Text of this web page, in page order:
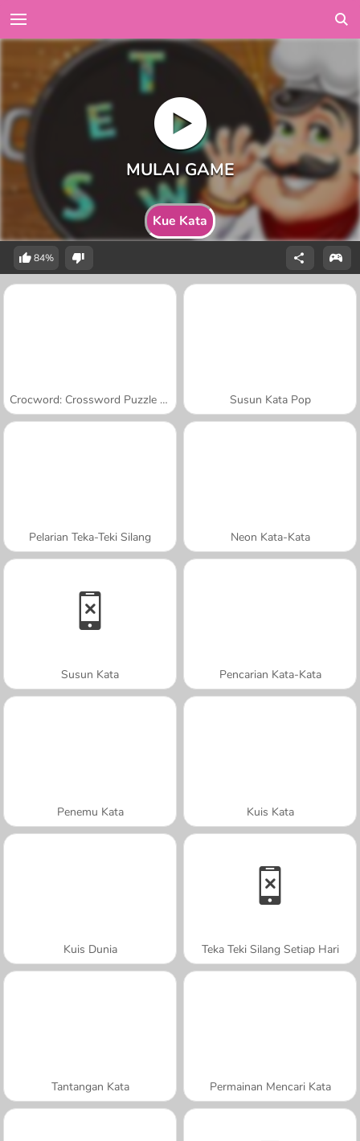
Kue Kata
84%
Crocword: Crossword Puzzle Game Susun Kata Pop
Pelarian Teka-Teki Silang Neon Kata-Kata
Susun Kata Pencarian Kata-Kata
Penemu Kata Kuis Kata
Kuis Dunia Teka Teki Silang Setiap Hari
Tantangan Kata Permainan Mencari Kata